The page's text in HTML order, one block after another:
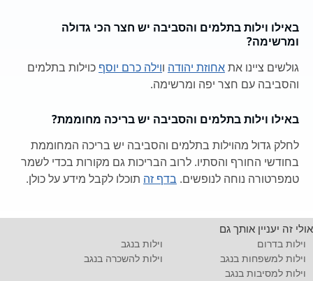
באילו וילות בתלמים והסביבה יש חצר הכי גדולה
ומרשימה?
גולשים ציינו אתאחוזת יהודה ווילה כרם יוסף כוילות בתלמים
והסביבה עם חצר יפה ומרשימה.
באילו וילות בתלמים והסביבה יש בריכה מחוממת?
לחלק גדול מהוילות בתלמים והסביבה יש בריכה המחוממת
בחודשי החורף והסתיו. לרוב הבריכות גם מקורות בכדי לשמר
טמפרטורה נוחה לנופשים. בדף זה תוכלו לקבל מידע על כולן.
אולי זה יעניין אותך גם
וילות בדרום
וילות בנגב
וילות למשפחות בנגב
וילות להשכרה בנגב
וילות למסיבות בנגב